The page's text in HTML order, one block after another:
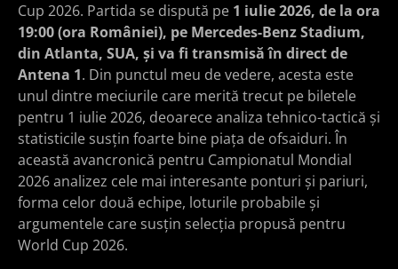
Cup 2026. Partida se dispută pe 1 iulie 2026, de la ora
19:00 (ora României), pe Mercedes-Benz Stadium,
din Atlanta, SUA, și va fi transmisă în direct de
Antena 1. Din punctul meu de vedere, acesta este
unul dintre meciurile care merită trecut pe biletele
pentru 1 iulie 2026, deoarece analiza tehnico-tactică și
statisticile susțin foarte bine piața de ofsaiduri. În
această avancronică pentru Campionatul Mondial
2026 analizez cele mai interesante ponturi și pariuri,
forma celor două echipe, loturile probabile și
argumentele care susțin selecția propusă pentru
World Cup 2026.